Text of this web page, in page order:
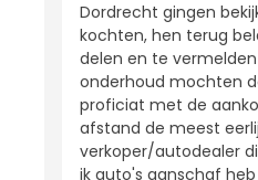
Dordrecht gingen
kochten, hen terug
delen en te
onderhoud mochten
proficiat met de
afstand de meest
verkoper/autodealer
ik auto's aanschaf